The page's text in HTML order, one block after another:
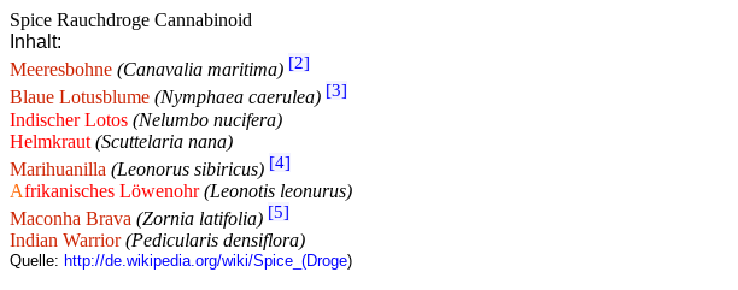
Spice Rauchdroge Cannabinoid
Inhalt:
Meeresbohne (Canavalia maritima) [2]
Blaue Lotusblume (Nymphaea caerulea) [3]
Indischer Lotos (Nelumbo nucifera)
Helmkraut (Scuttelaria nana)
Marihuanilla (Leonorus sibiricus) [4]
Afrikanisches Löwenohr (Leonotis leonurus)
Maconha Brava (Zornia latifolia) [5]
Indian Warrior (Pedicularis densiflora)
Quelle: http://de.wikipedia.org/wiki/Spice_(Droge)